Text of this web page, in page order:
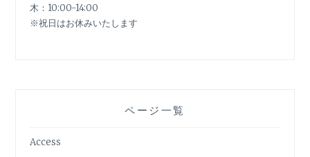
木：10:00-14:00
※祝日はお休みいたします
ページ一覧
Access